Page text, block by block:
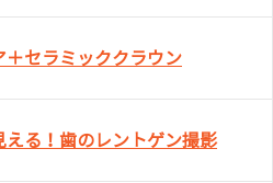
＋セラミッククラウン
える！歯のレントゲン撮影